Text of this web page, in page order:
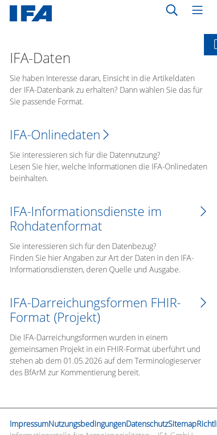
IFA-Daten
Sie haben Interesse daran, Einsicht in die Artikeldaten
der IFA-Datenbank zu erhalten? Dann wählen Sie das für
Sie passende Format.
IFA-Onlinedaten
Sie interessieren sich für die Datennutzung?
Lesen Sie hier, welche Informationen die IFA-Onlinedaten
beinhalten.
IFA-Informationsdienste im
Rohdatenformat
Sie interessieren sich für den Datenbezug?
Finden Sie hier Angaben zur Art der Daten in den IFA-
Informationsdiensten, deren Quelle und Ausgabe.
IFA-Darreichungsformen FHIR-
Format (Projekt)
Die IFA-Darreichungsformen wurden in einem
gemeinsamen Projekt in ein FHIR-Format überführt und
stehen ab dem 01.05.2026 auf dem Terminologieserver
des BfArM zur Kommentierung bereit.
ImpressumNutzungsbedingungenDatenschutzSitemap